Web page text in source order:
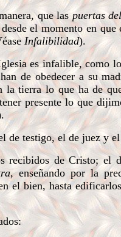
que laspuertas
el momento en
Infalibilidad).
es infalible, como
de obedecer a su
tierra lo que ha de
presente lo que
testigo, el de juez y el
recibidos de Cristo; el
, enseñando por la
el bien, hasta